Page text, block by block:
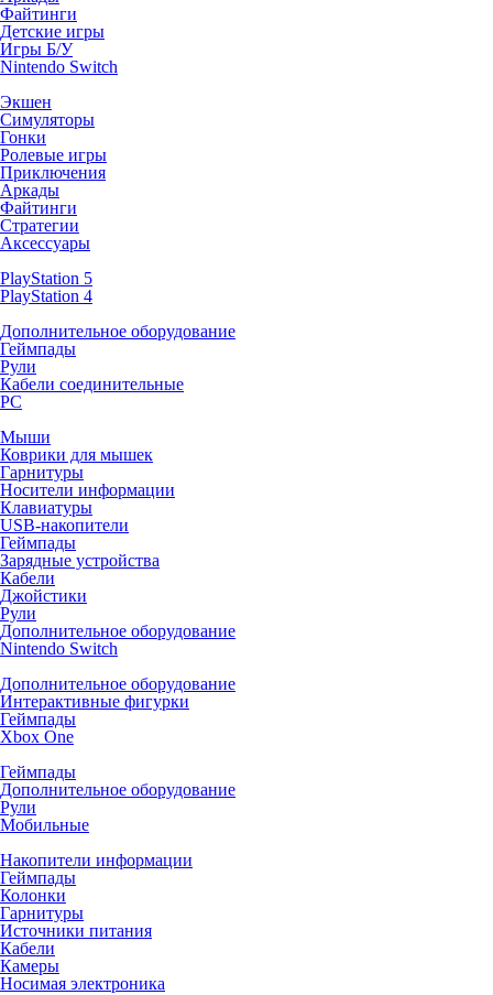
Файтинги
Детские игры
Игры Б/У
Nintendo Switch
Экшен
Симуляторы
Гонки
Ролевые игры
Приключения
Аркады
Файтинги
Стратегии
Аксессуары
PlayStation 5
PlayStation 4
Дополнительное оборудование
Геймпады
Рули
Кабели соединительные
PC
Мыши
Коврики для мышек
Гарнитуры
Носители информации
Клавиатуры
USB-накопители
Геймпады
Зарядные устройства
Кабели
Джойстики
Рули
Дополнительное оборудование
Nintendo Switch
Дополнительное оборудование
Интерактивные фигурки
Геймпады
Xbox One
Геймпады
Дополнительное оборудование
Рули
Мобильные
Накопители информации
Геймпады
Колонки
Гарнитуры
Источники питания
Кабели
Камеры
Носимая электроника